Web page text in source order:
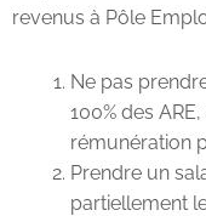
revenus à Pôle
Ne pas
100% des
rémunération
Prendre un
partiellement